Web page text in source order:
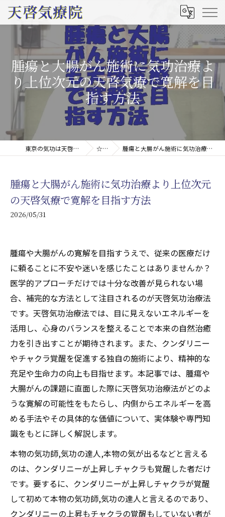
腫瘍と大腸がん施術に気功治療よ
り上位次元の天啓気療で寛解を目
指す方法
東京の気功は天啓気療院(天啓気功療法治療院) ☆コラム 腫瘍と大腸がん施術に気功治療より上位次元の天啓気療で寛解を目指す方法
腫瘍と大腸がん施術に気功治療より上位次元
の天啓気療で寛解を目指す方法
2026/05/31
腫瘍や大腸がんの寛解を目指すうえで、従来の医療だけ
に頼ることに不安や迷いを感じたことはありませんか？
医学的アプローチだけでは十分な改善が見られない場
合、補完的な方法として注目されるのが天啓気功治療法
です。天啓気功治療法では、目に見えないエネルギーを
活用し、心身のバランスを整えることで本来の自然治癒
力を引き出すことが期待されます。また、クンダリニー
やチャクラ覚醒を促進する独自の施術により、精神的な
充足や生命力の向上も目指せます。本記事では、腫瘍や
大腸がんの課題に直面した際に天啓気功治療法がどのよ
うな寛解の可能性をもたらし、内側からエネルギーを高
める手法やその具体的な価値について、実体験や専門知
識をもとに詳しく解説します。
本物の気功師,気功の達人,本物の気が出るなどと言える
のは、クンダリニーが上昇しチャクラも覚醒した者だけ
です。要するに、クンダリニーが上昇しチャクラが覚醒
して初めて本物の気功師,気功の達人と言えるのであり、
クンダリニーの上昇もチャクラの覚醒もしていない者が